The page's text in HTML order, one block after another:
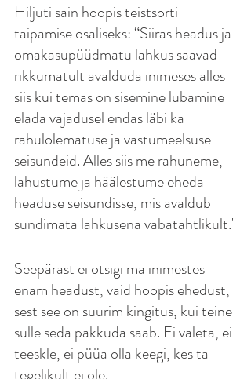
Hiljuti sain hoopis teistsorti
taipamise osaliseks: “Siiras headus ja
omakasupüüdmatu lahkus saavad
rikkumatult avalduda inimeses alles
siis kui temas on sisemine lubamine
elada vajadusel endas läbi ka
rahulolematuse ja vastumeelsuse
seisundeid. Alles siis me rahuneme,
lahustume ja häälestume eheda
headuse seisundisse, mis avaldub
sundimata lahkusena vabatahtlikult."
Seepärast ei otsigi ma inimestes
enam headust, vaid hoopis ehedust,
sest see on suurim kingitus, kui teine
sulle seda pakkuda saab. Ei valeta, ei
teeskle, ei püüa olla keegi, kes ta